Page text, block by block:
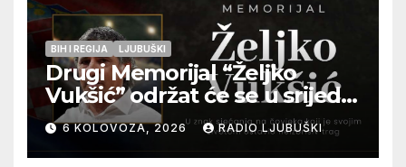
BIH I REGIJA LJUBUŠKI
Drugi Memorijal “Željko
Vukšić” održat će se u srijedu
12. kolovoza u Otoku
6 KOLOVOZA, 2026 RADIO LJUBUŠKI